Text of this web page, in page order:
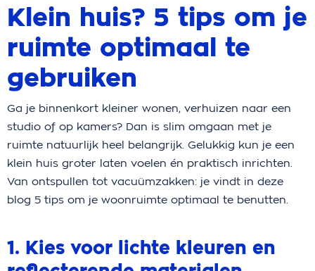
Klein huis? 5 tips om je
ruimte optimaal te
gebruiken
Ga je binnenkort kleiner wonen, verhuizen naar een
studio of op kamers? Dan is slim omgaan met je
ruimte natuurlijk heel belangrijk. Gelukkig kun je een
klein huis groter laten voelen én praktisch inrichten.
Van ontspullen tot vacuümzakken: je vindt in deze
blog 5 tips om je woonruimte optimaal te benutten.
1. Kies voor lichte kleuren en